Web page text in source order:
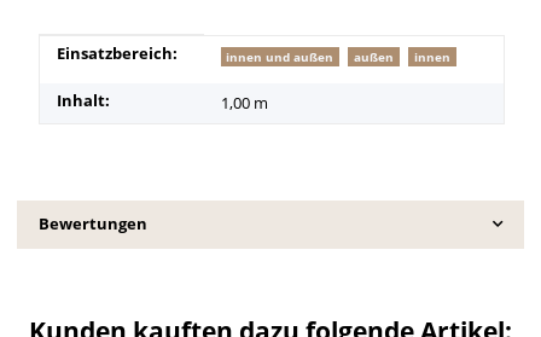
Produkteigenschaft
Wert
Einsatzbereich: innen und außen außen innen
Inhalt: 1,00 m
Bewertungen